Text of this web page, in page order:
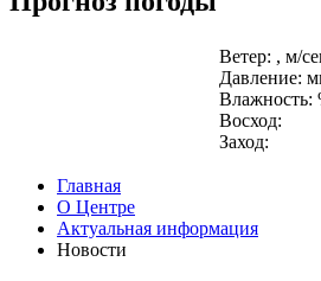
Ветер: , м/
Давление:
Влажность:
Восход:
Заход:
Главная
О Центре
Актуальная информация
Новости